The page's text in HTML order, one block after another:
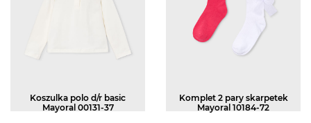
wybrać
stronie
wybrać
stronie
Koszulka polo d/r basic
Mayoral 00131-37
Komplet 2 pary skarpetek
Mayoral 10184-72